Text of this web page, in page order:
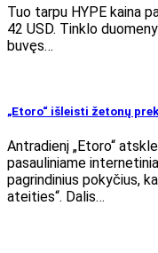
Tuo tarpu HYPE kaina
42 USD. Tinklo
buvęs…
„Etoro“ išleisti žetonų
Antradienį „Etoro“
pasauliniame
pagrindinius pokyčius,
ateities“. Dalis…